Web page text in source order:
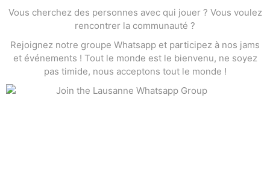
Vous cherchez des personnes avec qui jouer ? Vous voulez
rencontrer la communauté ?
Rejoignez notre groupe Whatsapp et participez à nos jams
et événements ! Tout le monde est le bienvenu, ne soyez
pas timide, nous acceptons tout le monde !